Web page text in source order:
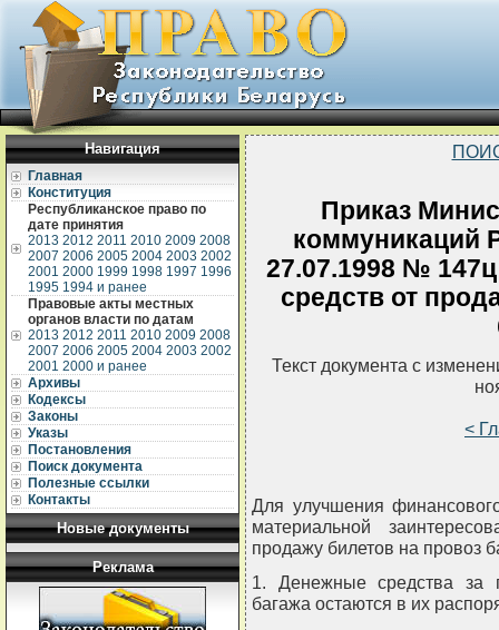
Навигация
Главная
Конституция
Республиканское право по
дате принятия
2013 2012 2011 2010 2009 2008
2007 2006 2005 2004 2003 2002
2001 2000 1999 1998 1997 1996
1995 1994 и ранее
Правовые акты местных
органов власти по датам
2013 2012 2011 2010 2009 2008
2007 2006 2005 2004 2003 2002
2001 2000 и ранее
Архивы
Кодексы
Законы
Указы
Постановления
Поиск документа
Полезные ссылки
Контакты
Новые документы
Реклама
Приказ
коммуникаций
27.07.1998 №
средств от
Текст документа с
<
Для улучшения
материальной
продажу билетов на
1. Денежные средства за
багажа остаются в их